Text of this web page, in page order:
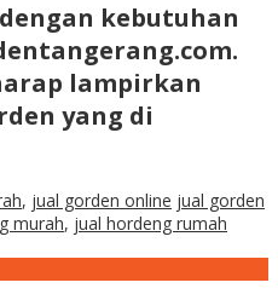
kebutuhan
lampirkan
yang di
, jual gorden online jual gorden
murah, jual hordeng rumah